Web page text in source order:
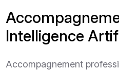
Intelligence
Accompagnement